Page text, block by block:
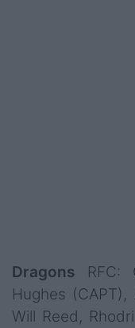
Dragons RFC:
Hughes
Will Reed,